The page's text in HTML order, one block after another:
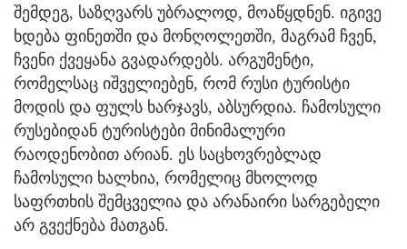
შემდეგ, საზღვარს უბრალოდ, მოაწყდნენ. იგივე
ხდება ფინეთში და მონღოლეთში, მაგრამ ჩვენ,
ჩვენი ქვეყანა გვადარდებს. არგუმენტი,
რომელსაც იშველიებენ, რომ რუსი ტურისტი
მოდის და ფულს ხარჯავს, აბსურდია. ჩამოსული
რუსებიდან ტურისტები მინიმალური
რაოდენობით არიან. ეს საცხოვრებლად
ჩამოსული ხალხია, რომელიც მხოლოდ
საფრთხის შემცველია და არანაირი სარგებელი
არ გვექნება მათგან.